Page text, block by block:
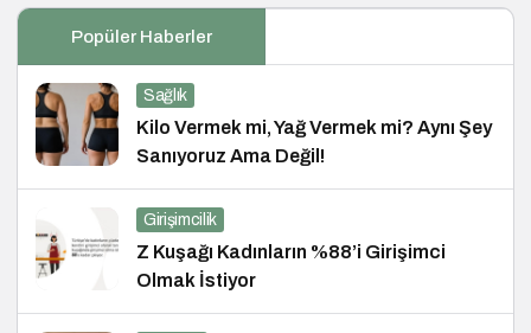
Popüler Haberler
Sağlık
Kilo Vermek mi, Yağ Vermek mi? Aynı Şey
Sanıyoruz Ama Değil!
Girişimcilik
Z Kuşağı Kadınların %88’i Girişimci
Olmak İstiyor